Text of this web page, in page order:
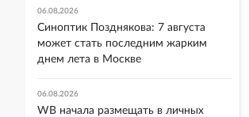
06.08.2026
Синоптик Позднякова: 7 августа
может стать последним жарким
днем лета в Москве
06.08.2026
WB начала размещать в личных